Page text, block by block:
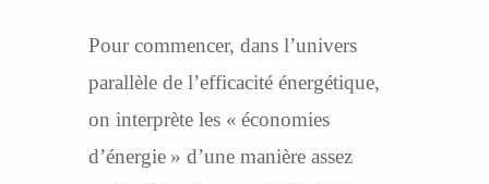
Pour commencer, dans l’univers
parallèle de l’efficacité énergétique,
on interprète les « économies
d’énergie » d’une manière assez